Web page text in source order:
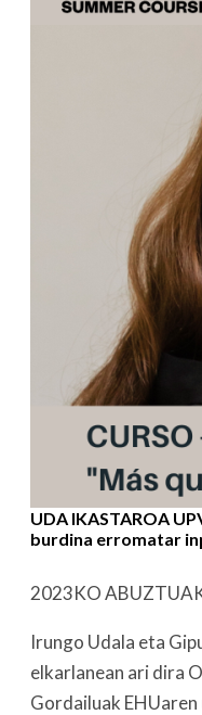
UDA IKASTAROA
burdina erromatar
2023KO
Irungo Udala eta
elkarlanean ari dira
Gordailuak